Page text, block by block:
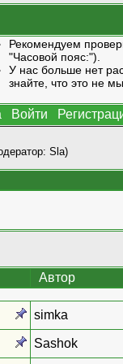
Рекомендуем
"Часовой пояс:").
У нас больше нет
знайте, что это не
Войти
Sla)
Автор
simka
Sashok